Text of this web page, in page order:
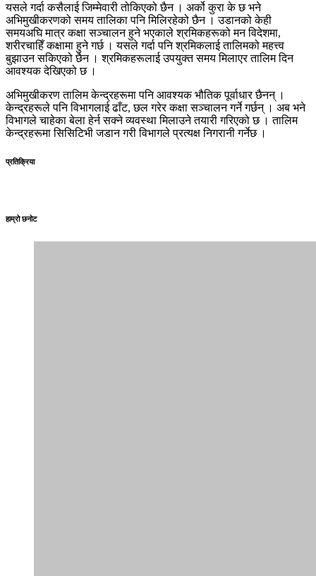
यसले गर्दा कसैलाई जिम्मेवारी तोकिएको छैन । अर्को कुरा के छ भने
अभिमुखीकरणको समय तालिका पनि मिलिरहेको छैन । उडानको केही
समयअघि मात्र कक्षा सञ्चालन हुने भएकाले श्रमिकहरूको मन विदेशमा,
शरीरचाहिँ कक्षामा हुने गर्छ । यसले गर्दा पनि श्रमिकलाई तालिमको महत्त्व
बुझाउन सकिएको छैन । श्रमिकहरूलाई उपयुक्त समय मिलाएर तालिम दिन
आवश्यक देखिएको छ ।
अभिमुखीकरण तालिम केन्द्रहरूमा पनि आवश्यक भौतिक पूर्वाधार छैनन् ।
केन्द्रहरूले पनि विभागलाई ढाँट, छल गरेर कक्षा सञ्चालन गर्ने गर्छन् । अब भने
विभागले चाहेका बेला हेर्न सक्ने व्यवस्था मिलाउने तयारी गरिएको छ । तालिम
केन्द्रहरूमा सिसिटिभी जडान गरी विभागले प्रत्यक्ष निगरानी गर्नेछ ।
प्रतिक्रिया
हाम्रो छनोट